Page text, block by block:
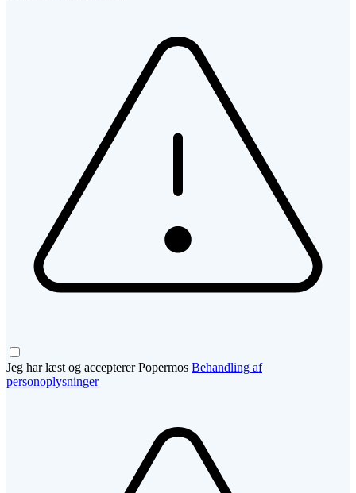
Jeg har læst og accepterer Popermos Behandling af
personoplysninger